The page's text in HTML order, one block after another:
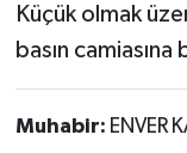
Küçük olmak
basın camiasına
Muhabir: ENVER